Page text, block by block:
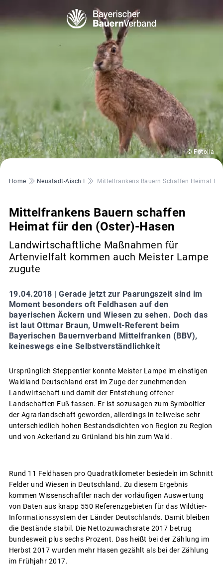
© Fotolia
Pfadnavigation
Home Neustadt-Aisch I Mittelfrankens Bauern Schaffen Heimat
Mittelfrankens Bauern schaffen
Heimat für den (Oster)-Hasen
Landwirtschaftliche Maßnahmen für
Artenvielfalt kommen auch Meister Lampe
zugute
19.04.2018 | Gerade jetzt zur Paarungszeit sind im
Moment besonders oft Feldhasen auf den
bayerischen Äckern und Wiesen zu sehen. Doch das
ist laut Ottmar Braun, Umwelt-Referent beim
Bayerischen Bauernverband Mittelfranken (BBV),
keineswegs eine Selbstverständlichkeit
Ursprünglich Steppentier konnte Meister Lampe im einstigen
Waldland Deutschland erst im Zuge der zunehmenden
Landwirtschaft und damit der Entstehung offener
Landschaften Fuß fassen. Er ist sozusagen zum Symboltier
der Agrarlandschaft geworden, allerdings in teilweise sehr
unterschiedlich hohen Bestandsdichten von Region zu Region
und von Ackerland zu Grünland bis hin zum Wald.
Rund 11 Feldhasen pro Quadratkilometer besiedeln im Schnitt
Felder und Wiesen in Deutschland. Zu diesem Ergebnis
kommen Wissenschaftler nach der vorläufigen Auswertung
von Daten aus knapp 550 Referenzgebieten für das Wildtier-
Informationssystem der Länder Deutschlands. Damit bleiben
die Bestände stabil. Die Nettozuwachsrate 2017 betrug
bundesweit plus sechs Prozent. Das heißt bei der Zählung im
Herbst 2017 wurden mehr Hasen gezählt als bei der Zählung
im Frühjahr 2017.